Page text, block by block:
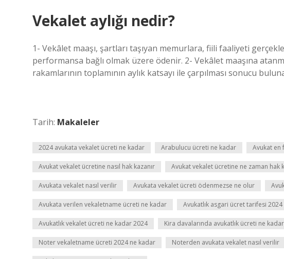
Vekalet aylığı nedir?
1- Vekâlet maaşı, şartları taşıyan memurlara, fiili faaliyeti
performansa bağlı olmak üzere ödenir. 2- Vekâlet maaşına
rakamlarının toplamının aylık katsayı ile çarpılması sonucu
Tarih: Makaleler
2024 avukata vekalet ücreti ne kadar Arabulucu ücreti ne kadar Avukat en
Avukat vekalet ücretine nasıl hak kazanır Avukat vekalet ücretine ne zaman hak
Avukata vekalet nasıl verilir Avukata vekalet ücreti ödenmezse ne olur
Avukata verilen vekaletname ücreti ne kadar Avukatlık asgari ücret tarifesi
Avukatlık vekalet ücreti ne kadar 2024 Kira davalarında avukatlık ücreti ne
Noter vekaletname ücreti 2024 ne kadar Noterden avukata vekalet nasıl verilir